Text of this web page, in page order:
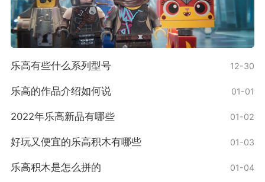
乐高有些什么系列型号 12-30
乐高的作品介绍如何说 01-01
2022年乐高新品有哪些 01-02
好玩又便宜的乐高积木有哪些 01-03
乐高积木是怎么拼的 01-04